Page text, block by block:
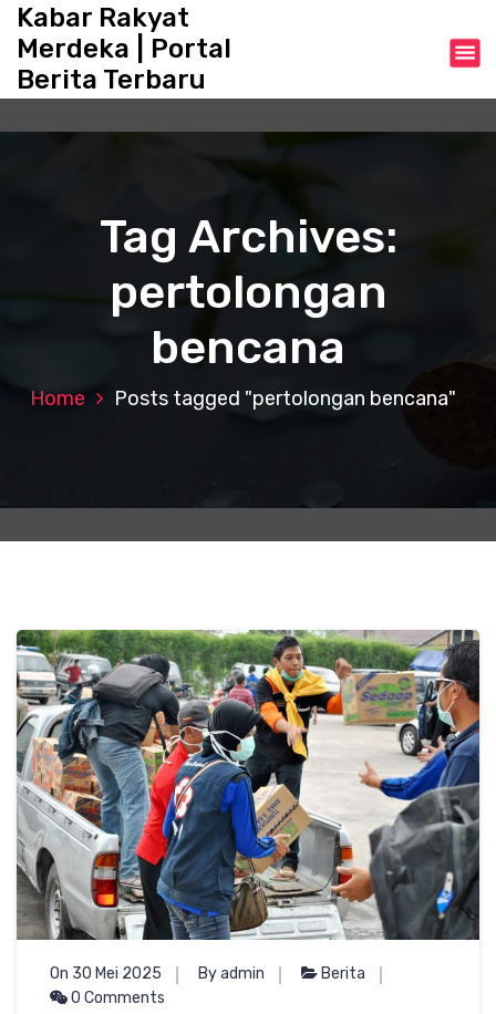
o
Kabar Rakyat
Merdeka | Portal
Berita Terbaru
Tag Archives:
pertolongan
bencana
Home Posts tagged "pertolongan bencana"
On 30 Mei 2025 By admin
Berita
0 Comments